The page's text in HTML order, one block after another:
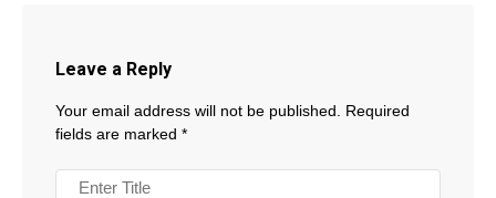
Leave a Reply
Your email address will not be published.
Required
fields are marked *